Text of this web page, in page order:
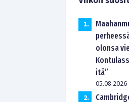
1.
olonsa
itä”
05.08.2026
2.